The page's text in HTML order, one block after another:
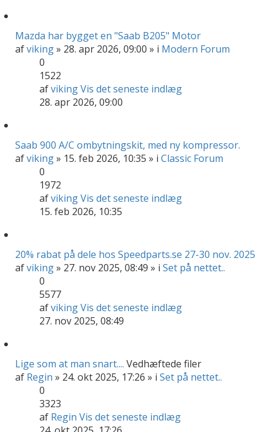
Mazda har bygget en "Saab B205" Motor
afviking» 28. apr 2026, 09:00 » i Modern Forum
0
1522
afvikingVis det seneste indlæg
28. apr 2026, 09:00
Saab 900 A/C ombytningskit, med ny kompressor.
afviking» 15. feb 2026, 10:35 » i Classic Forum
0
1972
afvikingVis det seneste indlæg
15. feb 2026, 10:35
20% rabat på dele hos Speedparts.se 27-30 nov. 2025
afviking» 27. nov 2025, 08:49 » i Set på nettet..
0
5577
afvikingVis det seneste indlæg
27. nov 2025, 08:49
Lige som at man snart.... Vedhæftede filer
af Regin » 24. okt 2025, 17:26 » i Set på nettet..
0
3323
af Regin Vis det seneste indlæg